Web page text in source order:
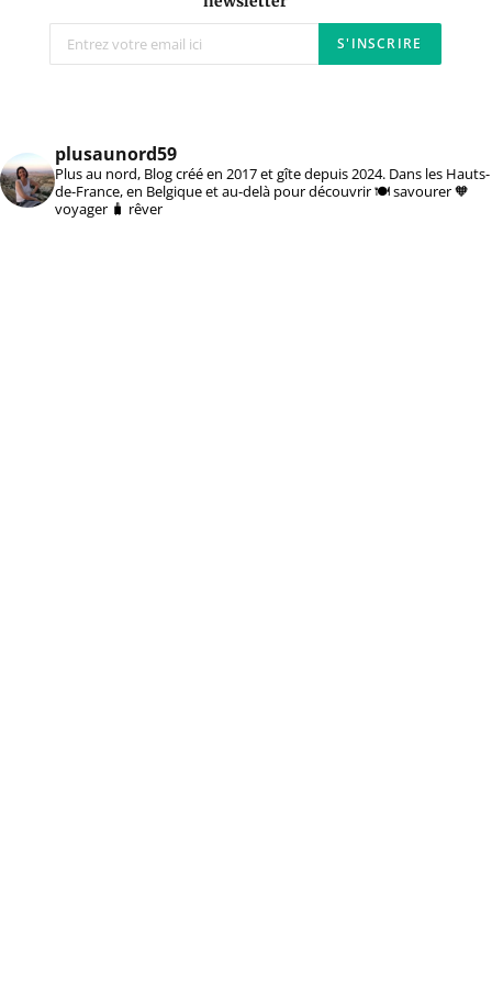
plusaunord59
Plus au nord, Blog créé en 2017 et gîte depuis 2024. Dans les Hauts-
de-France, en Belgique et au-delà pour découvrir 🍽️ savourer 🧡
voyager 🧳 rêver